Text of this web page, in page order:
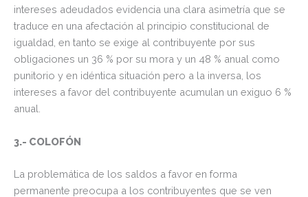
intereses adeudados evidencia una clara asimetría que se
traduce en una afectación al principio constitucional de
igualdad, en tanto se exige al contribuyente por sus
obligaciones un 36 % por su mora y un 48 % anual como
punitorio y en idéntica situación pero a la inversa, los
intereses a favor del contribuyente acumulan un exiguo 6 %
anual.
3.- COLOFÓN
La problemática de los saldos a favor en forma
permanente preocupa a los contribuyentes que se ven